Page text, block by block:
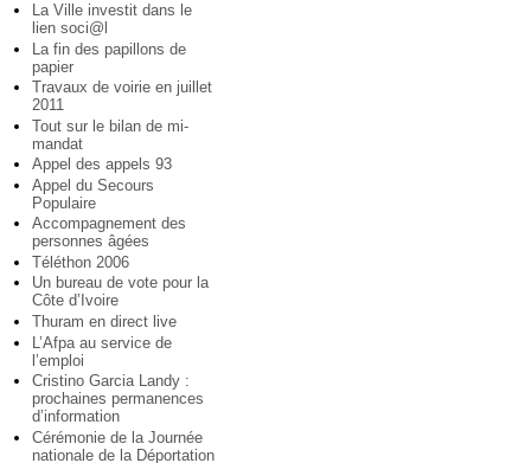
La Ville investit dans le
lien soci@l
La fin des papillons de
papier
Travaux de voirie en juillet
2011
Tout sur le bilan de mi-
mandat
Appel des appels 93
Appel du Secours
Populaire
Accompagnement des
personnes âgées
Téléthon 2006
Un bureau de vote pour la
Côte d’Ivoire
Thuram en direct live
L’Afpa au service de
l’emploi
Cristino Garcia Landy :
prochaines permanences
d’information
Cérémonie de la Journée
nationale de la Déportation